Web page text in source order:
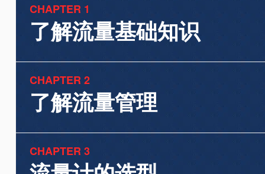
CHAPTER 1
了解流量基础知识
CHAPTER 2
了解流量管理
CHAPTER 3